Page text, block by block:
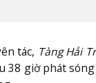
tác, Tàng Hải
38 giờ phát